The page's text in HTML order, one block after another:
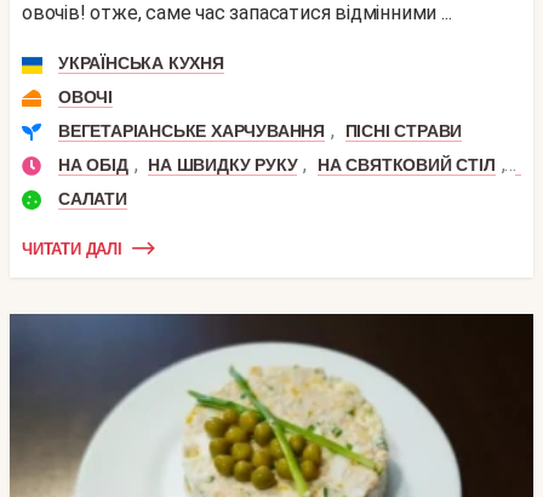
овочів! отже, саме час запасатися відмінними ...
УКРАЇНСЬКА КУХНЯ
ОВОЧІ
ВЕГЕТАРІАНСЬКЕ ХАРЧУВАННЯ ,
ПІСНІ СТРАВИ
НА ОБІД , НА ШВИДКУ РУКУ , НА СВЯТКОВИЙ СТІЛ ,
САЛАТИ
ЧИТАТИ ДАЛІ